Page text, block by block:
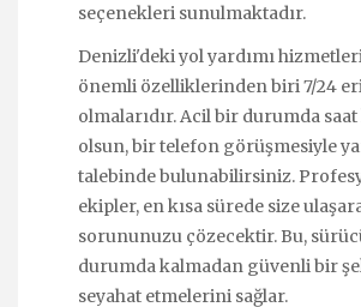
seçenekleri sunulmaktadır.
Denizli'deki yol yardımı
önemli özelliklerinden biri 7/24
olmalarıdır. Acil bir durumda
olsun, bir telefon görüşmesiyle
talebinde bulunabilirsiniz.
ekipler, en kısa sürede size
sorununuzu çözecektir. Bu,
durumda kalmadan güvenli bir
seyahat etmelerini sağlar.